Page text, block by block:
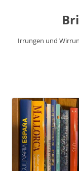
Irrungen und